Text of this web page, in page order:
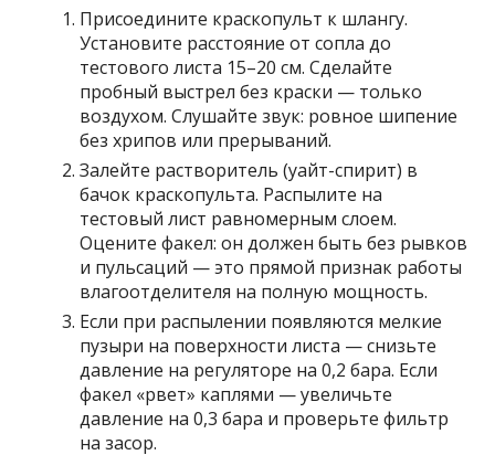
Присоедините краскопульт к шлангу.
Установите расстояние от сопла до
тестового листа 15–20 см. Сделайте
пробный выстрел без краски — только
воздухом. Слушайте звук: ровное шипение
без хрипов или прерываний.
Залейте растворитель (уайт-спирит) в
бачок краскопульта. Распылите на
тестовый лист равномерным слоем.
Оцените факел: он должен быть без рывков
и пульсаций — это прямой признак работы
влагоотделителя на полную мощность.
Если при распылении появляются мелкие
пузыри на поверхности листа — снизьте
давление на регуляторе на 0,2 бара. Если
факел «рвет» каплями — увеличьте
давление на 0,3 бара и проверьте фильтр
на засор.